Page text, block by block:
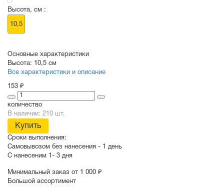
Высота, см :
10,5
Основные характеристики
Высота:
10,5 см
Все характеристики и описание
153 ₽
количество
В наличии: 210 шт.
Купить
Сроки выполнения:
Самовывозом без нанесения -
1 день
С нанесеним
1- 3 дня
Минимальный заказ от 1 000 ₽
Большой ассортимент